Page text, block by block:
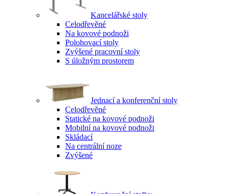
Kancelářské stoly
Celodřevěné
Na kovové podnoži
Polohovací stoly
Zvýšené pracovní stoly
S úložným prostorem
Jednací a konferenční stoly
Celodřevěné
Statické na kovové podnoži
Mobilní na kovové podnoži
Skládací
Na centrální noze
Zvýšené